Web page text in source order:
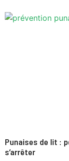
Punaises de lit :
s’arrêter